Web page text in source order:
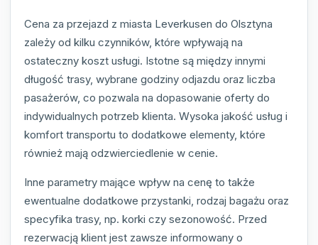
Cena za przejazd z miasta Leverkusen do Olsztyna
zależy od kilku czynników, które wpływają na
ostateczny koszt usługi. Istotne są między innymi
długość trasy, wybrane godziny odjazdu oraz liczba
pasażerów, co pozwala na dopasowanie oferty do
indywidualnych potrzeb klienta. Wysoka jakość usług i
komfort transportu to dodatkowe elementy, które
również mają odzwierciedlenie w cenie.
Inne parametry mające wpływ na cenę to także
ewentualne dodatkowe przystanki, rodzaj bagażu oraz
specyfika trasy, np. korki czy sezonowość. Przed
rezerwacją klient jest zawsze informowany o